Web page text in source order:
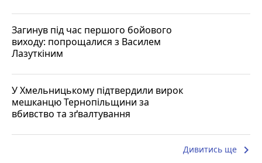
Загинув під час першого бойового
виходу: попрощалися з Василем
Лазуткіним
У Хмельницькому підтвердили вирок
мешканцю Тернопільщини за
вбивство та зґвалтування
Дивитись ще keyboard_arrow_right